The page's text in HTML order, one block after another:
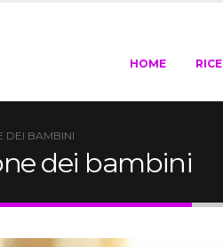
HOME
DEI BAMBINI
dei bambini